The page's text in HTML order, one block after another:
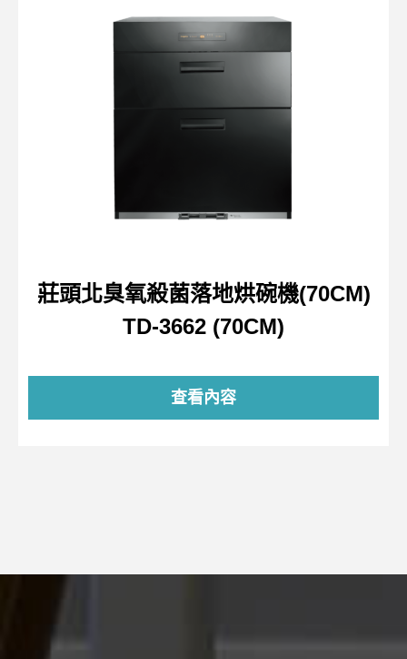
莊頭北臭氧殺菌落地烘碗機(70CM)
TD-3662 (70CM)
查看內容